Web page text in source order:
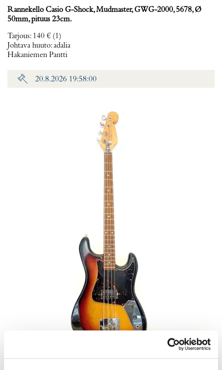
Rannekello Casio G-Shock, Mudmaster, GWG-2000, 5678, Ø
50mm, pituus 23cm.
Tarjous: 140 € (1)
Johtava huuto:adalia
Hakaniemen Pantti
20.8.2026 19:58:00